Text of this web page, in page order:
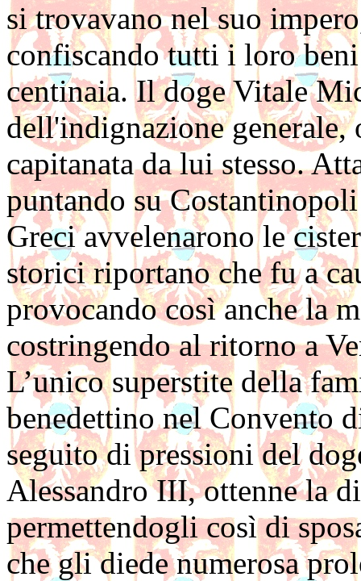
si trovavano nel suo
confiscando tutti i loro
centinaia. Il doge Vitale
dell'indignazione generale,
capitanata da lui stesso.
puntando su
Greci avvelenarono le
storici riportano che fu a
provocando così anche la
costringendo al ritorno a
L’unico superstite della
benedettino nel Convento
seguito di pressioni del
Alessandro III, ottenne la
permettendogli così di
che gli diede numerosa